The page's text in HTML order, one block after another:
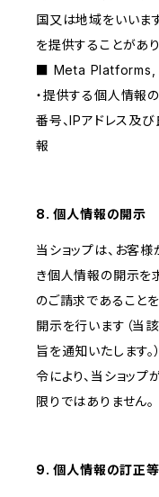
国又は地域をいいま
を提供することがあり
■ Meta Platforms,
・提供する個人情報
番号、IPアドレス及
報
8. 個人情報の開示
当ショップは、お客
き個人情報の開示を
のご請求であること
開示を行います（当
旨を通知いたします
令により、当ショッ
限りではありません。
9. 個人情報の訂正等